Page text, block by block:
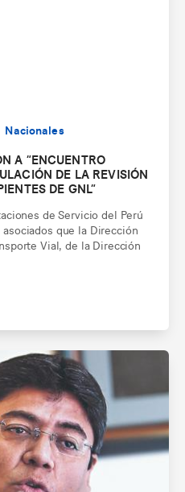
Nacionales
A “ENCUENTRO
DE LA REVISIÓN
DE GNL”
de Servicio del Perú
asociados que la Dirección
Vial, de la Dirección